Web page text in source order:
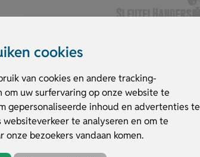
cookies
van cookies en andere tracking-
om uw surfervaring op onze website te
gepersonaliseerde inhoud en advertenties te
websiteverkeer te analyseren en om te
onze bezoekers vandaan komen.
om uw reclame op te graveren.